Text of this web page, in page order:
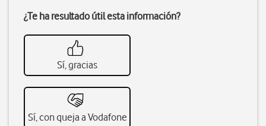
¿Te ha resultado útil esta información?
Sí, gracias
Sí, con queja a Vodafone